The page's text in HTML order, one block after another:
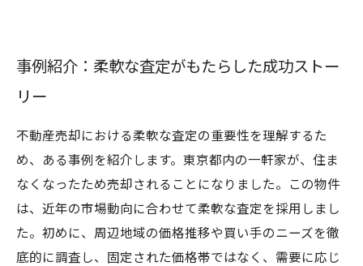
事例紹介：柔軟な査定がもたらした成功ストー
リー
不動産売却における柔軟な査定の重要性を理解するた
め、ある事例を紹介します。東京都内の一軒家が、住ま
なくなったため売却されることになりました。この物件
は、近年の市場動向に合わせて柔軟な査定を採用しまし
た。初めに、周辺地域の価格推移や買い手のニーズを徹
底的に調査し、固定された価格帯ではなく、需要に応じ